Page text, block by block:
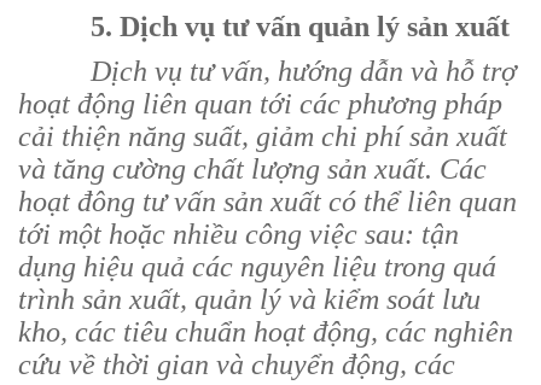
5. Dịch vụ tư vấn quản lý sản xuất
Dịch vụ tư vấn, hướng dẫn và hỗ trợ
hoạt động liên quan tới các phương pháp
cải thiện năng suất, giảm chi phí sản xuất
và tăng cường chất lượng sản xuất. Các
hoạt đông tư vấn sản xuất có thể liên quan
tới một hoặc nhiều công việc sau: tận
dụng hiệu quả các nguyên liệu trong quá
trình sản xuất, quản lý và kiểm soát lưu
kho, các tiêu chuẩn hoạt động, các nghiên
cứu về thời gian và chuyển động, các